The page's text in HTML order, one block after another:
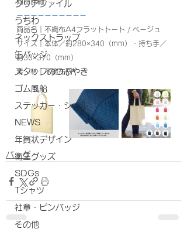
クリアファイル
うちわ
ネックストラップ
缶バッジ
スタッフのつぶやき
ゴム風船
ステッカー・シール
NEWS
年賀状デザイン
衛生グッズ
SDGs
Tシャツ
社章・ピンバッジ
その他
ーーーーーーーーーー
商品名｜不織布A4フラットトート / ベージュ
サイズ｜ 本体／約280×340（mm）・持ち手／
約30×370（mm）
素　材｜不織布PP
バッグ